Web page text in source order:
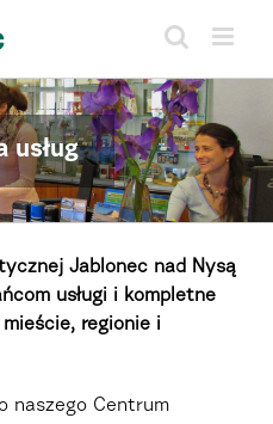
usług
Jablonec nad Nysą
usługi i kompletne
regionie i
naszego Centrum